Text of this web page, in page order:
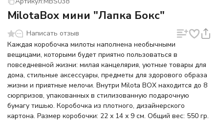
MilotaBox мини "Лапка Бокс"
Написать отзыв
Каждая коробочка милоты наполнена необычными
вещицами, которыми будет приятно пользоваться в
повседневной жизни: милая канцелярия, уютные товары для
дома, стильные аксессуары, предметы для здорового образа
жизни и приятные мелочи. Внутри Milota BOX находится до 8
сюрпризов, упакованных в стилизованную подарочную
бумагу тишью. Коробочка из плотного, дизайнерского
картона. Размер коробочки: 22 х 14 х 9 см. Общий вес: 550 гр.